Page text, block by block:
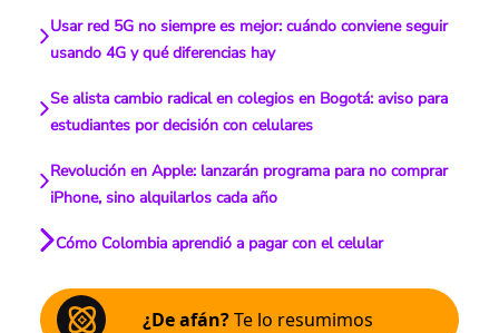
Usar red 5G no siempre es mejor: cuándo conviene seguir
usando 4G y qué diferencias hay
Se alista cambio radical en colegios en Bogotá: aviso para
estudiantes por decisión con celulares
Revolución en Apple: lanzarán programa para no comprar
iPhone, sino alquilarlos cada año
Cómo Colombia aprendió a pagar con el celular
¿De afán?Te lo resumimos